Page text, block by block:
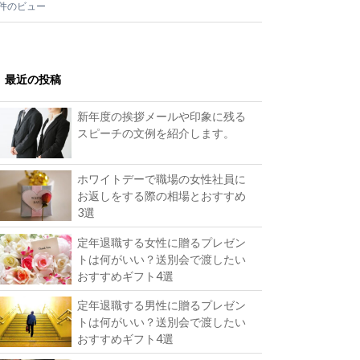
のビュー
最近の投稿
新年度の挨拶メールや印象に残る
スピーチの文例を紹介します。
ホワイトデーで職場の女性社員に
お返しをする際の相場とおすすめ
3選
定年退職する女性に贈るプレゼン
トは何がいい？送別会で渡したい
おすすめギフト4選
定年退職する男性に贈るプレゼン
トは何がいい？送別会で渡したい
おすすめギフト4選